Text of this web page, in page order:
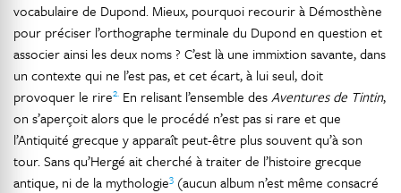
vocabulaire de Dupond. Mieux, pourquoi recourir à Démosthène
pour préciser l’orthographe terminale du Dupond en question et
associer ainsi les deux noms ? C’est là une immixtion savante, dans
un contexte qui ne l’est pas, et cet écart, à lui seul, doit
provoquer le rire2. En relisant l’ensemble desAventures de Tintin,
on s’aperçoit alors que le procédé n’est pas si rare et que
l’Antiquité grecque y apparaît peut-être plus souvent qu’à son
tour. Sans qu’Hergé ait cherché à traiter de l’histoire grecque
antique, ni de la mythologie3 (aucun album n’est même consacré